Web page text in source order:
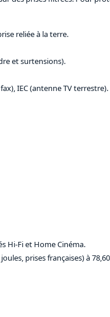
reliée à la terre.
et surtensions).
IEC (antenne TV terrestre).
Hi-Fi et Home Cinéma.
prises françaises) à 78,60